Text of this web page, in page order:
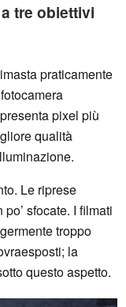
tre obiettivi
praticamente
pixel più
qualità
Le riprese
sfocate. I filmati
troppo
la
questo aspetto.